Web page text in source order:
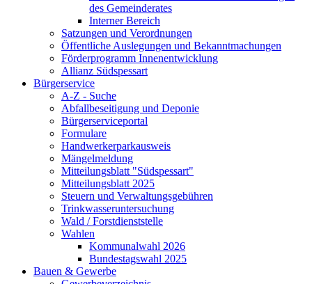
des Gemeinderates
Interner Bereich
Satzungen und Verordnungen
Öffentliche Auslegungen und Bekanntmachungen
Förderprogramm Innenentwicklung
Allianz Südspessart
Bürgerservice
A-Z - Suche
Abfallbeseitigung und Deponie
Bürgerserviceportal
Formulare
Handwerkerparkausweis
Mängelmeldung
Mitteilungsblatt "Südspessart"
Mitteilungsblatt 2025
Steuern und Verwaltungsgebühren
Trinkwasseruntersuchung
Wald / Forstdienststelle
Wahlen
Kommunalwahl 2026
Bundestagswahl 2025
Bauen & Gewerbe